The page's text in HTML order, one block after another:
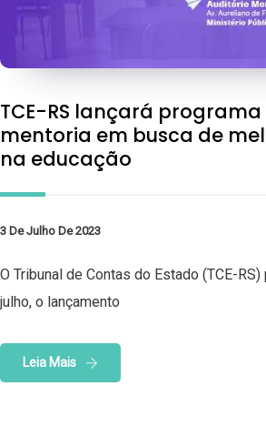
TCE-RS lançará
mentoria em busca de
na educação
3 De Julho De 2023
O Tribunal de Contas do Estado (TCE-
julho, o lançamento
Leia Mais